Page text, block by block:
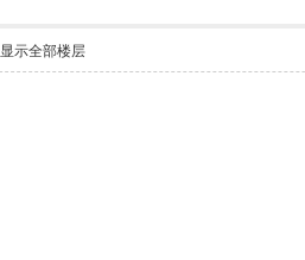
显示全部楼层